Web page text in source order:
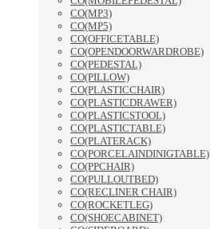
CO(MP3)
CO(MP5)
CO(OFFICETABLE)
CO(OPENDOORWARDROBE)
CO(PEDESTAL)
CO(PILLOW)
CO(PLASTICCHAIR)
CO(PLASTICDRAWER)
CO(PLASTICSTOOL)
CO(PLASTICTABLE)
CO(PLATERACK)
CO(PORCELAINDINIGTABLE)
CO(PPCHAIR)
CO(PULLOUTBED)
CO(RECLINER CHAIR)
CO(ROCKETLEG)
CO(SHOECABINET)